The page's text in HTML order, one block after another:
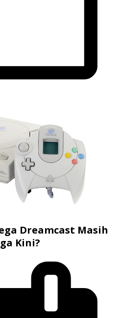
Dreamcast Masih
Kini?